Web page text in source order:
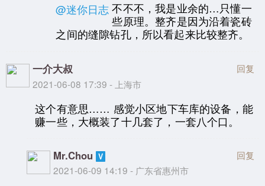
@迷你日志 不不不，我是业余的…只懂一
些原理。整齐是因为沿着瓷砖
之间的缝隙钻孔，所以看起来比较整齐。
一介大叔
2021-06-08 17:39 - 上海市
回复
这个有意思…… 感觉小区地下车库的设备，能
赚一些，大概装了十几套了，一套八个口。
Mr.Chou
2021-06-09 14:19 - 广东省惠州市
回复